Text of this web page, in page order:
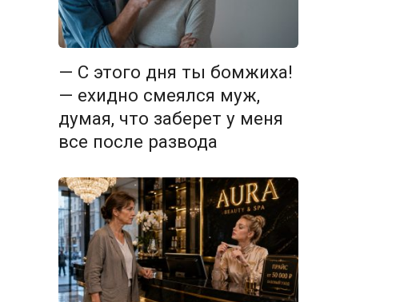
— С этого дня ты бомжиха!
— ехидно смеялся муж,
думая, что заберет у меня
все после развода